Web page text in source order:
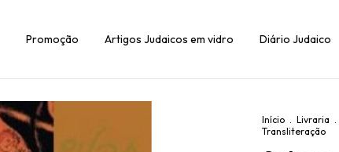
Promoção Artigos Judaicos em vidro Diário Judaico
Início . Livraria .
Transliteração